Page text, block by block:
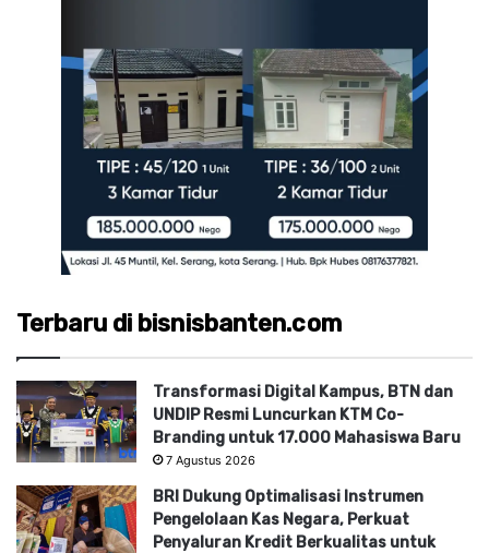
Terbaru di bisnisbanten.com
Transformasi Digital Kampus, BTN dan
UNDIP Resmi Luncurkan KTM Co-
Branding untuk 17.000 Mahasiswa Baru
7 Agustus 2026
BRI Dukung Optimalisasi Instrumen
Pengelolaan Kas Negara, Perkuat
Penyaluran Kredit Berkualitas untuk